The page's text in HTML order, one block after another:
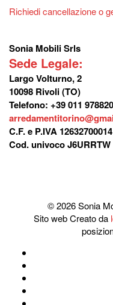
Richiedi cancellazione o
Sonia Mobili Srls
Sede Legale:
Largo Volturno, 2
10098 Rivoli (TO)
Telefono: +39 011
C.F. e P.IVA 12632700014
Cod. univoco J6URRTW
© 2026 Sonia
Sito web Creato da